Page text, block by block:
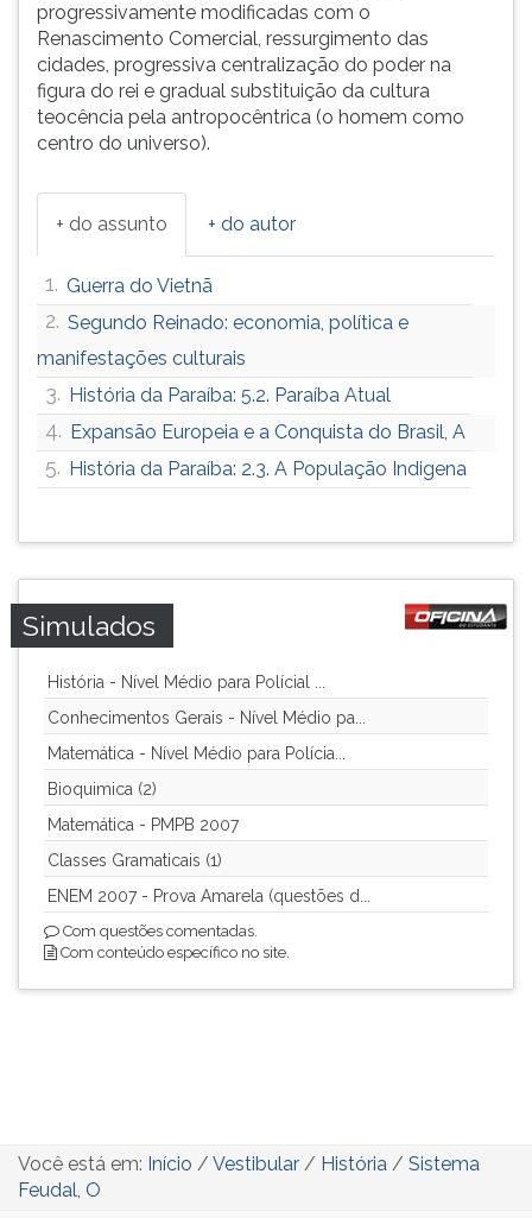
progressivamente modificadas com o
Renascimento Comercial, ressurgimento das
cidades, progressiva centralização do poder na
figura do rei e gradual substituição da cultura
teocência pela antropocêntrica (o homem como
centro do universo).
+ do assunto + do autor
1. Guerra do Vietnã
2. Segundo Reinado: economia, política e
manifestações culturais
3. História da Paraíba: 5.2. Paraíba Atual
4. Expansão Europeia e a Conquista do Brasil, A
5. História da Paraíba: 2.3. A População Indigena
Simulados
História - Nível Médio para Polícial ...
Conhecimentos Gerais - Nível Médio pa...
Matemática - Nível Médio para Polícia...
Bioquimica (2)
Matemática - PMPB 2007
Classes Gramaticais (1)
ENEM 2007 - Prova Amarela (questões d...
Com questões comentadas.
Com conteúdo específico no site.
Você está em: Início / Vestibular / História / Sistema
Feudal, O